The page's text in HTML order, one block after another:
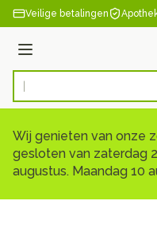
Ga naar de inhoud
Veilige betalingen
Menu
Product, merk, categorie...
Wij genieten van onze
gesloten van zaterdag
augustus. Maandag 10